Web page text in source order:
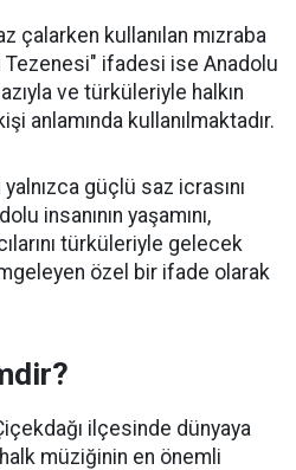
çalarken kullanılan mızraba
Tezenesi" ifadesi ise Anadolu
ve türküleriyle halkın
anlamında kullanılmaktadır.
yalnızca güçlü saz icrasını
insanının yaşamını,
türküleriyle gelecek
özel bir ifade olarak
ilçesinde dünyaya
müziğinin en önemli